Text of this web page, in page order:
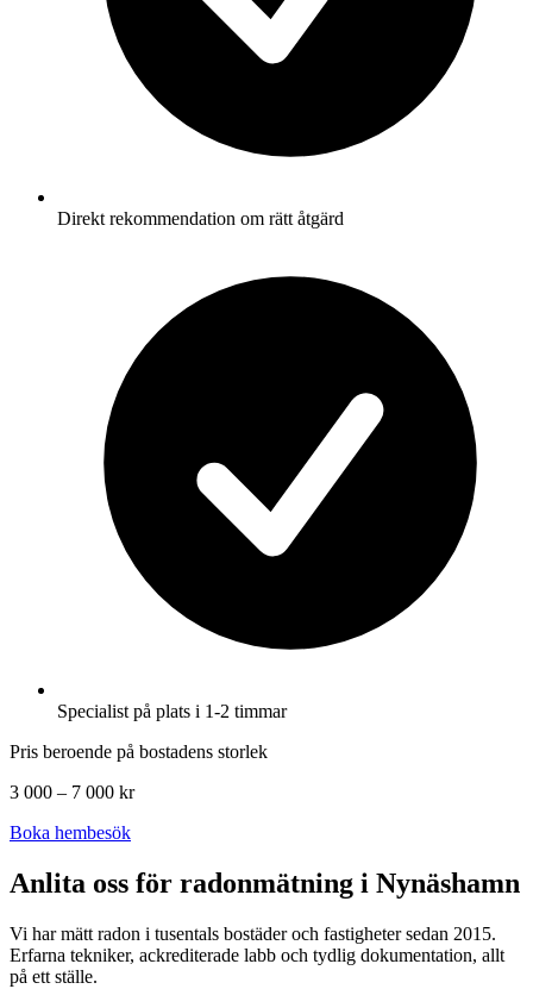
Direkt rekommendation om rätt åtgärd
Specialist på plats i 1-2 timmar
Pris beroende på bostadens storlek
3 000 – 7 000 kr
Boka hembesök
Anlita oss för radonmätning i Nynäshamn
Vi har mätt radon i tusentals bostäder och fastigheter sedan 2015.
Erfarna tekniker, ackrediterade labb och tydlig dokumentation, allt
på ett ställe.